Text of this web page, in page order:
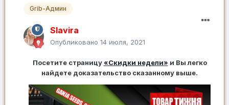
Grib-Админ
Slavira
Опубликовано 14 июля, 2021
Посетите страницу«Скидки недели» и Вы легко
найдете доказательство сказанному выше.